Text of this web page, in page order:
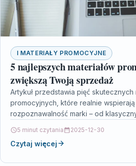
I MATERIAŁY PROMOCYJNE
5 najlepszych materiałów
zwiększą Twoją sprzedaż
Artykuł przedstawia pięć skutecznych
promocyjnych, które realnie
rozpoznawalność marki – od
5 minut czytania 2025-12-30
Czytaj więcej